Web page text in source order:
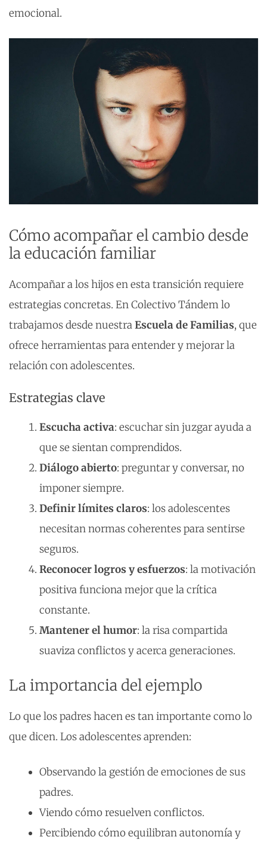
emocional.
Cómo acompañar el cambio desde
la educación familiar
Acompañar a los hijos en esta transición requiere
estrategias concretas. En Colectivo Tándem lo
trabajamos desde nuestraEscuela de Familias, que
ofrece herramientas para entender y mejorar la
relación con adolescentes.
Estrategias clave
Escucha activa: escuchar sin juzgar ayuda a
que se sientan comprendidos.
Diálogo abierto: preguntar y conversar, no
imponer siempre.
Definir límites claros: los adolescentes
necesitan normas coherentes para sentirse
seguros.
Reconocer logros y esfuerzos: la motivación
positiva funciona mejor que la crítica
constante.
Mantener el humor: la risa compartida
suaviza conflictos y acerca generaciones.
La importancia del ejemplo
Lo que los padres hacen es tan importante como lo
que dicen. Los adolescentes aprenden:
Observando la gestión de emociones de sus
padres.
Viendo cómo resuelven conflictos.
Percibiendo cómo equilibran autonomía y